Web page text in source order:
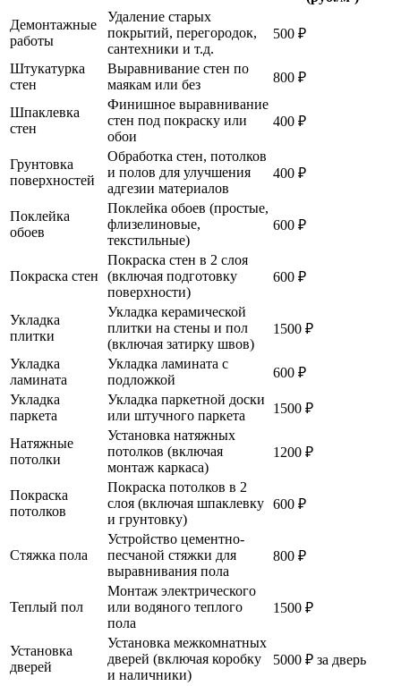
Демонтажные
работы
Удаление старых
покрытий, перегородок,
сантехники и т.д.
500 ₽
Штукатурка
стен
Выравнивание стен по
маякам или без
800 ₽
Шпаклевка
стен
Финишное выравнивание
стен под покраску или
обои
400 ₽
Грунтовка
поверхностей
Обработка стен, потолков
и полов для улучшения
адгезии материалов
400 ₽
Поклейка
обоев
Поклейка обоев (простые,
флизелиновые,
текстильные)
600 ₽
Покраска стен
Покраска стен в 2 слоя
(включая подготовку
поверхности)
600 ₽
Укладка
плитки
Укладка керамической
плитки на стены и пол
(включая затирку швов)
1500 ₽
Укладка
ламината
Укладка ламината с
подложкой
600 ₽
Укладка
паркета
Укладка паркетной доски
или штучного паркета
1500 ₽
Натяжные
потолки
Установка натяжных
потолков (включая
монтаж каркаса)
1200 ₽
Покраска
потолков
Покраска потолков в 2
слоя (включая шпаклевку
и грунтовку)
600 ₽
Стяжка пола
Устройство цементно-
песчаной стяжки для
выравнивания пола
800 ₽
Теплый пол
Монтаж электрического
или водяного теплого
пола
1500 ₽
Установка
дверей
Установка межкомнатных
дверей (включая коробку
и наличники)
5000 ₽ за дверь